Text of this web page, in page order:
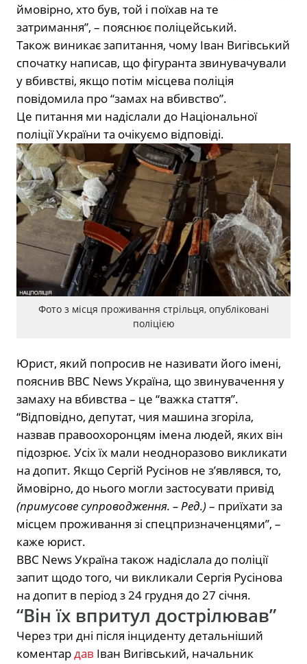
ймовірно, хто був, той і поїхав на те
затримання”, – пояснює поліцейський.
Також виникає запитання, чому Іван Вигівський
спочатку написав, що фігуранта звинувачували
у вбивстві, якщо потім місцева поліція
повідомила про “замах на вбивство”.
Це питання ми надіслали до Національної
поліції України та очікуємо відповіді.
Фото з місця проживання стрільця, опубліковані
поліцією
Юрист, який попросив не називати його імені,
пояснив BBC News Україна, що звинувачення у
замаху на вбивства – це “важка стаття”.
“Відповідно, депутат, чия машина згоріла,
назвав правоохоронцям імена людей, яких він
підозрює. Усіх їх мали неодноразово викликати
на допит. Якщо Сергій Русінов не з’являвся, то,
ймовірно, до нього могли застосувати привід
(примусове супроводження. – Ред.)– приїхати за
місцем проживання зі спецпризначенцями”, –
каже юрист.
BBC News Україна також надіслала до поліції
запит щодо того, чи викликали Сергія Русінова
на допит в період з 24 грудня до 27 січня.
“Він їх впритул дострілював”
Через три дні після інциденту детальніший
коментардав Іван Вигівський, начальник